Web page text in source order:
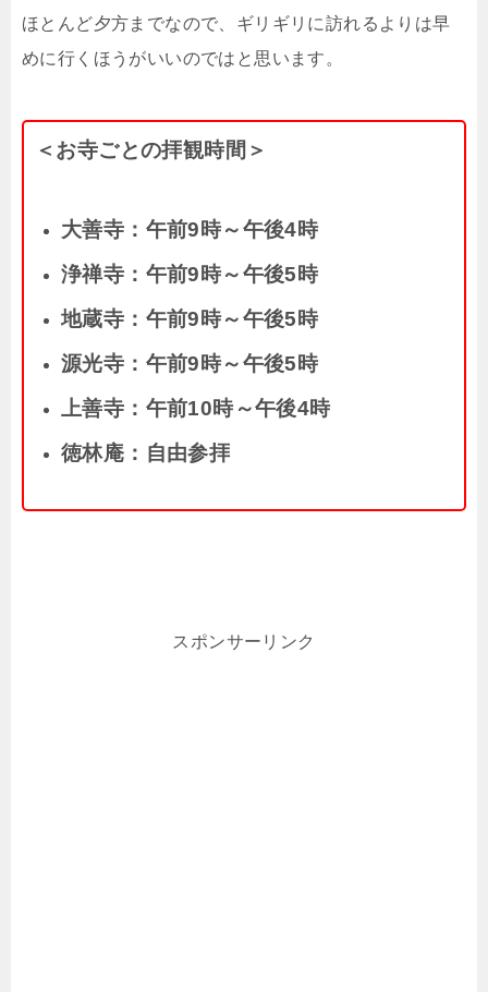
ほとんど夕方までなので、ギリギリに訪れるよりは早
めに行くほうがいいのではと思います。
＜お寺ごとの拝観時間＞
大善寺：午前9時～午後4時
浄禅寺：午前9時～午後5時
地蔵寺：午前9時～午後5時
源光寺：午前9時～午後5時
上善寺：午前10時～午後4時
徳林庵：自由参拝
スポンサーリンク